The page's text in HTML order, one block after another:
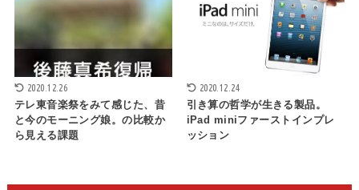
2020.12.26
テレ東音楽祭をみて感じた、昔
と今のモーニング娘。の比較か
ら見える課題
2020.12.24
引き算の哲学が生きる製品。
iPad miniファーストインプレ
ッション